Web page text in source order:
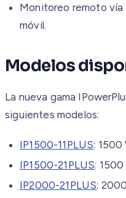
Monitoreo remoto
móvil.
Modelos
La nueva gama
siguientes modelos:
IP1500-11PLUS: 1500
IP1500-21PLUS:
IP2000-21PLUS: